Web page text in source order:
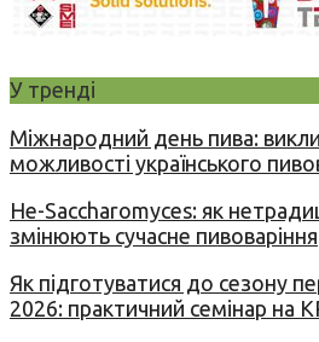
У тренді
Міжнародний день пива:
можливості українського
Не-Saccharomyces: як
змінюють сучасне пивоваріння
Як підготуватися до сезону
2026: практичний семінар на